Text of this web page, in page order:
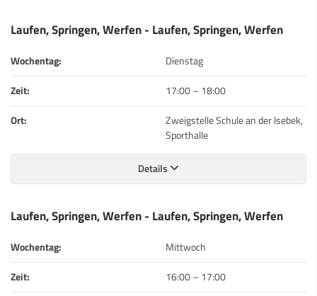
Laufen, Springen, Werfen - Laufen, Springen, Werfen
Wochentag:
Dienstag
Zeit:
17:00– 18:00
Ort:
Zweigstelle Schule an der Isebek,
Sporthalle
Details
Laufen, Springen, Werfen - Laufen, Springen, Werfen
Wochentag:
Mittwoch
Zeit:
16:00– 17:00